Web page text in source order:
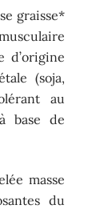
graisse*
d’origine
(soja,
au
base de
masse
du